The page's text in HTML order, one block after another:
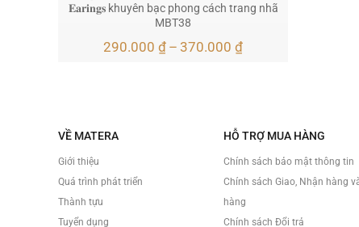
𝐄𝐚𝐫𝐢𝐧𝐠𝐬 khuyên bạc phong cách trang nhã
MBT38
290.000 ₫ – 370.000 ₫Khoảng
VỀ MATERA
Giới thiệu
Quá trình phát triển
Thành tựu
Tuyển dụng
HỖ TRỢ MUA HÀNG
Chính sách bảo mật thông tin
Chính sách Giao, Nhận hàng
hàng
Chính sách Đổi trả